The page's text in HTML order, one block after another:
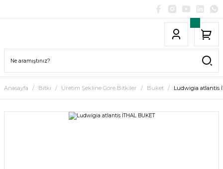
Anasayfa Bitki Üretim Şekline Göre Bitkiler Buket Ludwigia atlantis